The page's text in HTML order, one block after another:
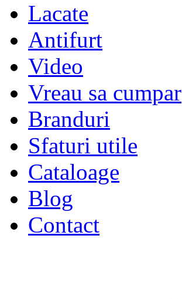
Lacate
Antifurt
Video
Vreau sa cumpar
Branduri
Sfaturi utile
Cataloage
Blog
Contact